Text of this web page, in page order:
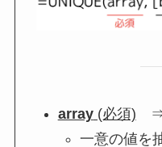
array(必須) ⇒
一意の値を